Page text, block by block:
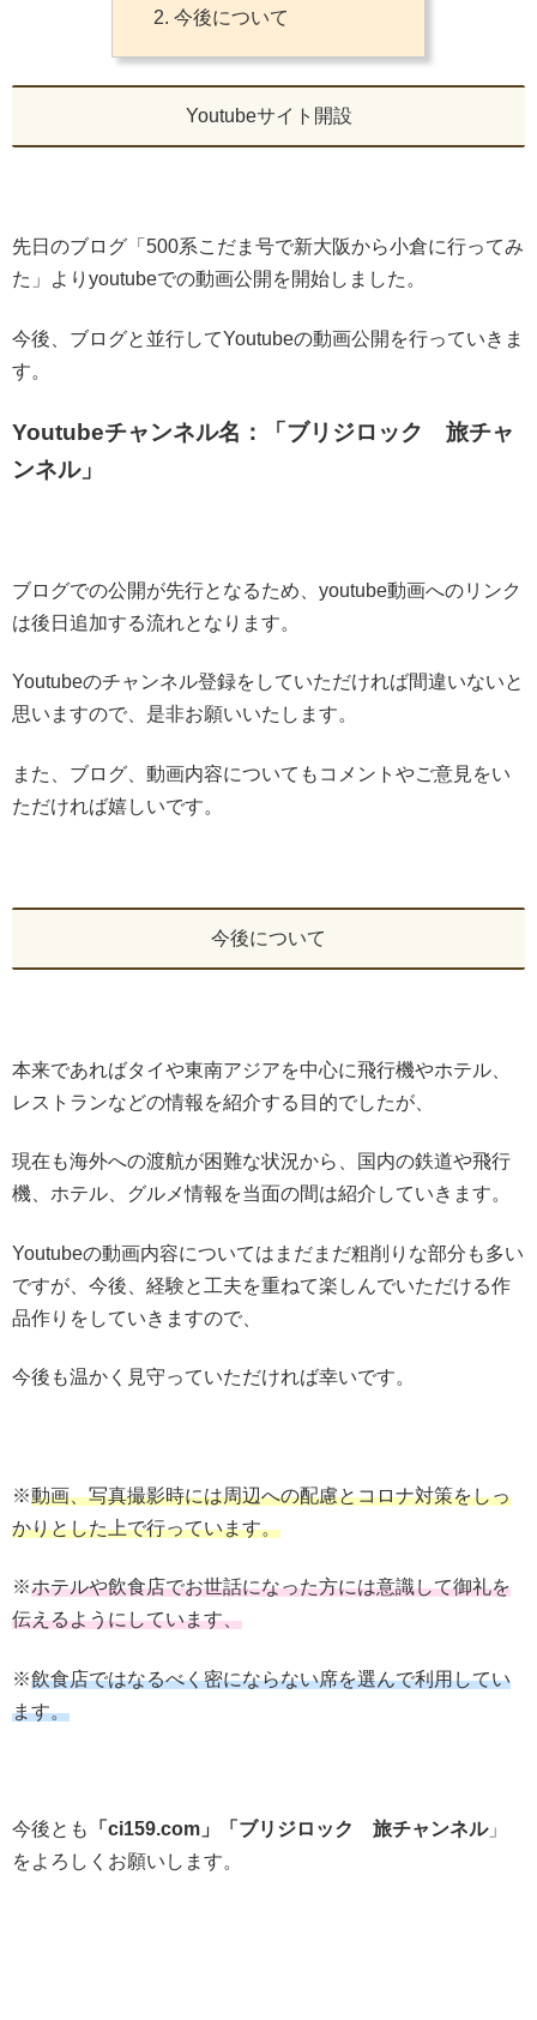
今後について
Youtubeサイト開設
先日のブログ「500系こだま号で新大阪から小倉に行ってみ
た」よりyoutubeでの動画公開を開始しました。
今後、ブログと並行してYoutubeの動画公開を行っていきま
す。
Youtubeチャンネル名：「ブリジロック 旅チャ
ンネル」
ブログでの公開が先行となるため、youtube動画へのリンク
は後日追加する流れとなります。
Youtubeのチャンネル登録をしていただければ間違いないと
思いますので、是非お願いいたします。
また、ブログ、動画内容についてもコメントやご意見をい
ただければ嬉しいです。
今後について
本来であればタイや東南アジアを中心に飛行機やホテル、
レストランなどの情報を紹介する目的でしたが、
現在も海外への渡航が困難な状況から、国内の鉄道や飛行
機、ホテル、グルメ情報を当面の間は紹介していきます。
Youtubeの動画内容についてはまだまだ粗削りな部分も多い
ですが、今後、経験と工夫を重ねて楽しんでいただける作
品作りをしていきますので、
今後も温かく見守っていただければ幸いです。
※動画、写真撮影時には周辺への配慮とコロナ対策をしっ
かりとした上で行っています。
※ホテルや飲食店でお世話になった方には意識して御礼を
伝えるようにしています、
※飲食店ではなるべく密にならない席を選んで利用してい
ます。
今後とも 「ci159.com」「ブリジロック 旅チャンネル」
をよろしくお願いします。